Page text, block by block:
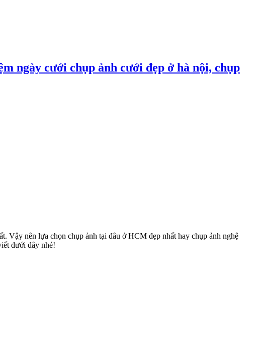
ngày cưới chụp ảnh cưới đẹp ở hà nội, chụp
Vậy nên lựa chọn chụp ảnh tại đâu ở HCM đẹp nhất hay chụp ảnh nghệ
dưới đây nhé!